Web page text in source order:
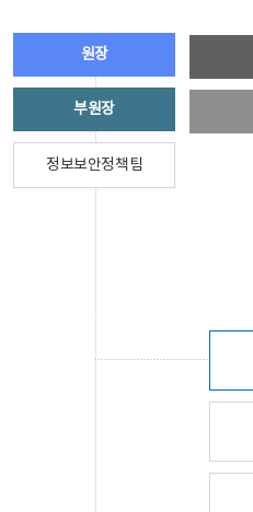
원장
부원장
정보보안정책팀